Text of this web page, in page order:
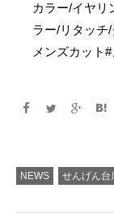
カラー/イヤリ
ラー/リタッチ
メンズカット
NEWS せんげん台